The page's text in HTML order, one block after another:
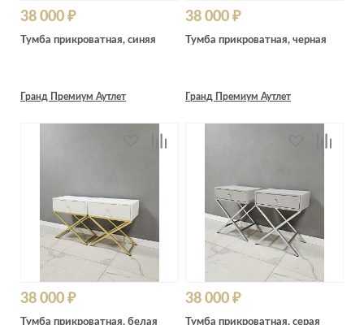
38 000 ₽
Тумба прикроватная, синяя
Гранд Премиум Аутлет
38 000 ₽
Тумба прикроватная, черная
Гранд Премиум Аутлет
38 000 ₽
Тумба прикроватная, белая
38 000 ₽
Тумба прикроватная, серая